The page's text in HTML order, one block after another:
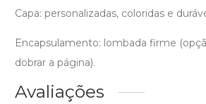
Capa: personalizadas, coloridas e
Encapsulamento: lombada firme
dobrar a página).
Avaliações